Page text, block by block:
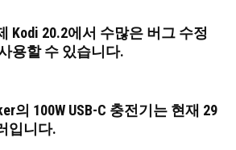
Kodi 20.2에서 수많은 버그 수정
용할 수 있습니다.
의 100W USB-C 충전기는 현재 29
입니다.